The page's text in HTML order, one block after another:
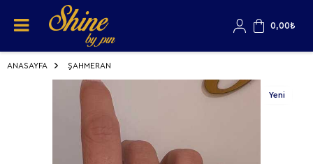
0,00₺
ANASAYFA ŞAHMERAN
Yeni